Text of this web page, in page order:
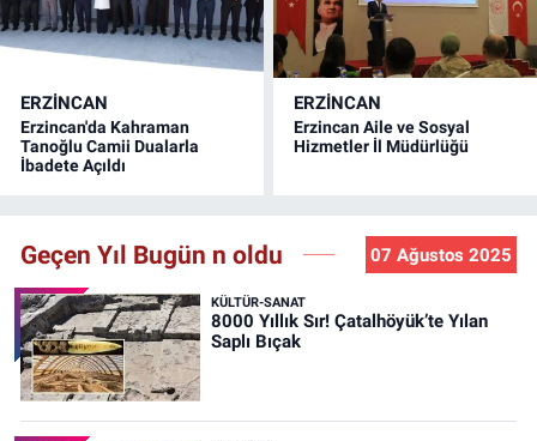
ERZINCAN
Erzincan'da Kahraman
Tanoğlu Camii Dualarla
İbadete Açıldı
ERZINCAN
Erzincan Aile ve Sosyal
Hizmetler İl Müdürlüğü
Geçen Yıl Bugün n oldu 07 Ağustos 2025
KÜLTÜR-SANAT
8000 Yıllık Sır! Çatalhöyük’te Yılan
Saplı Bıçak